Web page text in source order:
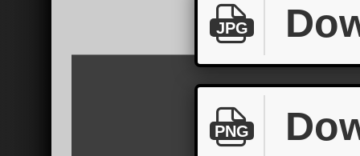
JPG
PNG